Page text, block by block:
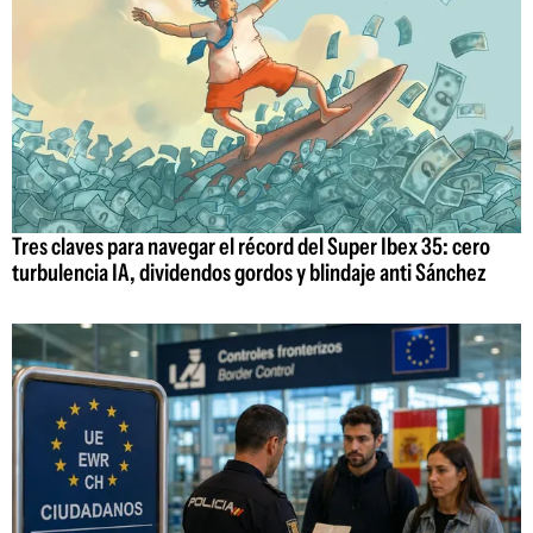
Tres claves para navegar el récord del Super Ibex 35: cero
turbulencia IA, dividendos gordos y blindaje anti Sánchez